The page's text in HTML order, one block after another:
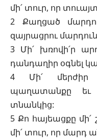
մի՛ տուր, որ
2 Քաղցած
զայրացրու
3 Մի՛ խռովի՛ր
դանդաղիր օգնել
4 Մի՛ մերժիր
պաղատանքը եւ
տնանկից:
5 Քո հայեացքը
մի՛ տուր, որ մարդ